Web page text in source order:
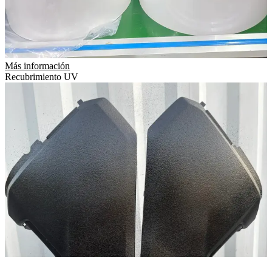
Más información
Recubrimiento UV